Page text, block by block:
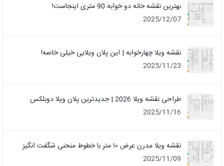
بهترین نقشه خانه دو خوابه 90 متری اینجاست!
2025/12/07
نقشه ویلا چهارخوابه | این پلان ویلایی خیلی خاصه!
2025/11/23
طراحی نقشه ویلا 2026 | جدیدترین پلان ویلا دوبلکس
2025/11/16
نقشه ویلا مدرن عرض ۱۰ متر با خطوط منحنی شگفت انگیز
2025/11/09